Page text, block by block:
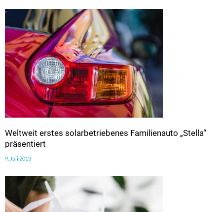
Weltweit erstes solarbetriebenes Familienauto „Stella“
präsentiert
9. Juli 2013